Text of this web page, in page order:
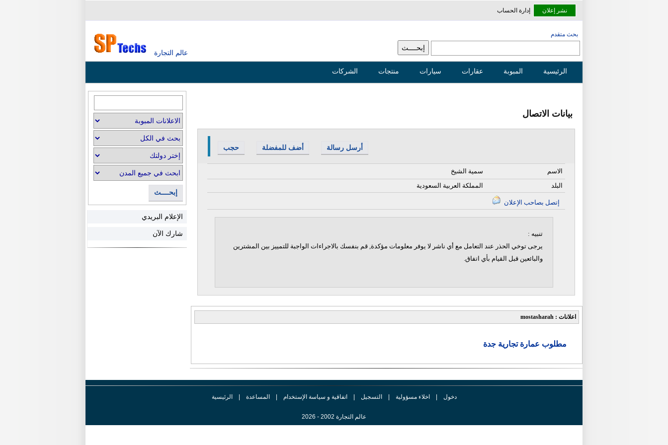
نشر إعلان إدارة الحساب
عالم التجارة
بحث متقدم
الرئيسية المبوبة عقارات سيارات منتجات الشركات
بيانات الاتصال
حجب أضف للمفضلة أرسل رسالة
سمية الشيخ
الاسم
المملكة العربية السعودية
البلد
تنبيه :
يرجى توخي الحذر عند التعامل مع أي ناشر لا يوفر معلومات مؤكدة, قم بنفسك بالاجراءات الواجبة للتمييز بين المشترين
والبائعين قبل القيام بأي اتفاق.
اعلانات : mostasharah
مطلوب عمارة تجارية جدة
إبحــــث
الإعلام البريدي
شارك الآن
دخول | اخلاء مسؤولية | التسجيل | اتفاقية و سياسة الإستخدام | المساعدة | الرئيسية
عالم التجارة 2002 - 2026